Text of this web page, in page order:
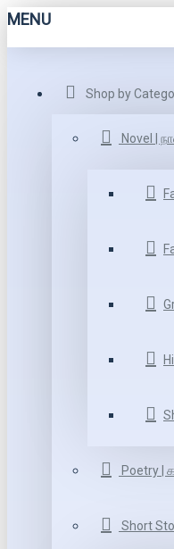
MENU
Shop by
Novel |
Poetry |
Short